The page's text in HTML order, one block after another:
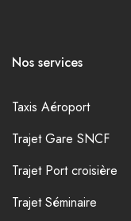
Nos services
Taxis Aéroport
Trajet Gare SNCF
Trajet Port croisière
Trajet Séminaire